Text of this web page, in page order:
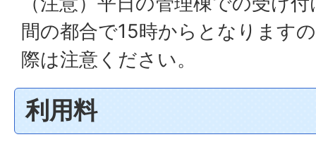
間の都合で15時からとなります
際は注意ください。
利用料